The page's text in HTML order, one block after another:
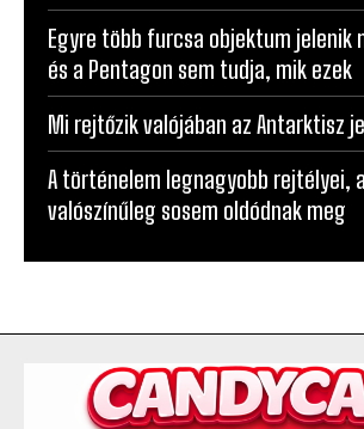
Egyre több furcsa objektum jelenik
és a Pentagon sem tudja, mik ezek
Mi rejtőzik valójában az Antarktisz
A történelem legnagyobb rejtélyei,
valószínűleg sosem oldódnak meg